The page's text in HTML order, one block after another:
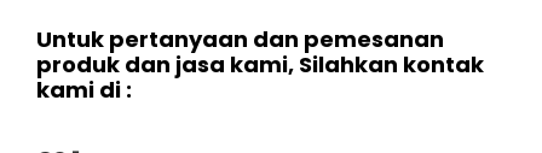
Untuk pertanyaan dan pemesanan
produk dan jasa kami, Silahkan kontak
kami di :